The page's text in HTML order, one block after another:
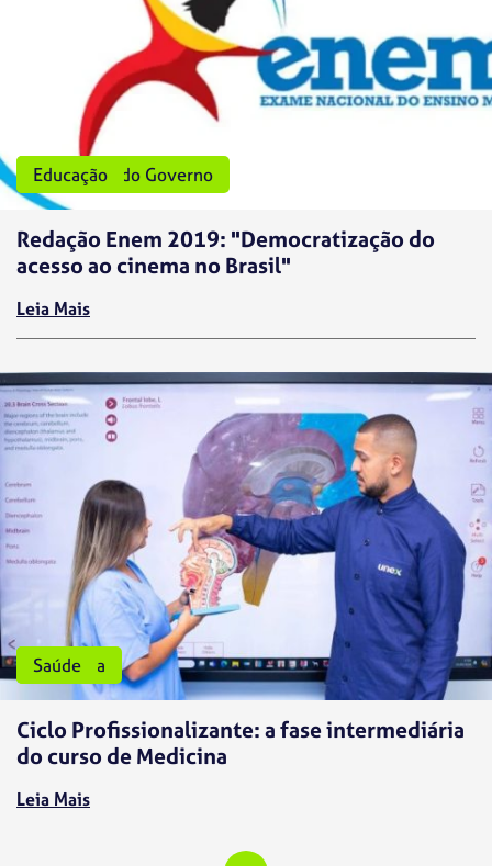
Programas do Governo
Educação
Redação Enem 2019: "Democratização do
acesso ao cinema no Brasil"
Leia Mais
Medicina
Saúde
Ciclo Profissionalizante: a fase intermediária
do curso de Medicina
Leia Mais